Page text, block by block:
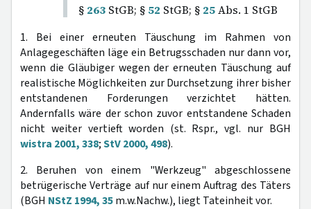
§ 263 StGB; § 52 StGB; § 25Abs. 1 StGB
1. Bei einer erneuten Täuschung im Rahmen von
Anlagegeschäften läge ein Betrugsschaden nur dann vor,
wenn die Gläubiger wegen der erneuten Täuschung auf
realistische Möglichkeiten zur Durchsetzung ihrer bisher
entstandenen Forderungen verzichtet hätten.
Andernfalls wäre der schon zuvor entstandene Schaden
nicht weiter vertieft worden (st. Rspr., vgl. nur BGH
wistra 2001, 338;StV 2000, 498).
2. Beruhen von einem "Werkzeug" abgeschlossene
betrügerische Verträge auf nur einem Auftrag des Täters
(BGH NStZ 1994, 35m.w.Nachw.), liegt Tateinheit vor.